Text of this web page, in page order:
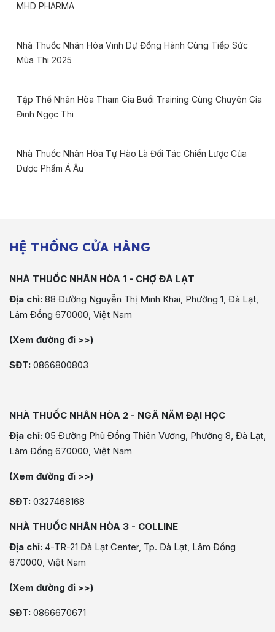
MHD PHARMA
Nhà Thuốc Nhân Hòa Vinh Dự Đồng Hành Cùng Tiếp Sức
Mùa Thi 2025
Tập Thể Nhân Hòa Tham Gia Buổi Training Cùng Chuyên Gia
Đinh Ngọc Thi
Nhà Thuốc Nhân Hòa Tự Hào Là Đối Tác Chiến Lược Của
Dược Phẩm Á Âu
HỆ THỐNG CỬA HÀNG
NHÀ THUỐC NHÂN HÒA 1 - CHỢ ĐÀ LẠT
Địa chỉ: 88 Đường Nguyễn Thị Minh Khai, Phường 1, Đà Lạt,
Lâm Đồng 670000, Việt Nam
(Xem đường đi >>)
SĐT: 0866800803
NHÀ THUỐC NHÂN HÒA 2 - NGÃ NĂM ĐẠI HỌC
Địa chỉ: 05 Đường Phù Đổng Thiên Vương, Phường 8, Đà Lạt,
Lâm Đồng 670000, Việt Nam
(Xem đường đi >>)
SĐT: 0327468168
NHÀ THUỐC NHÂN HÒA 3 - COLLINE
Địa chỉ: 4-TR-21 Đà Lạt Center, Tp. Đà Lạt, Lâm Đồng
670000, Việt Nam
(Xem đường đi >>)
SĐT: 0866670671